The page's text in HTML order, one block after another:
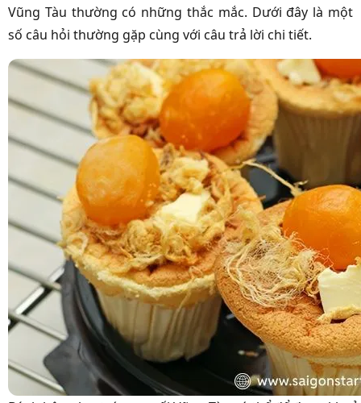
Vũng Tàu thường có những thắc mắc. Dưới đây là một
số câu hỏi thường gặp cùng với câu trả lời chi tiết.